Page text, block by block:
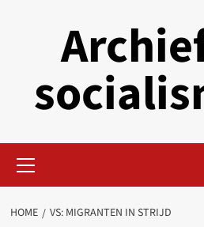
Menu
HOME VS: MIGRANTEN IN STRIJD